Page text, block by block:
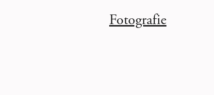
Fotografie